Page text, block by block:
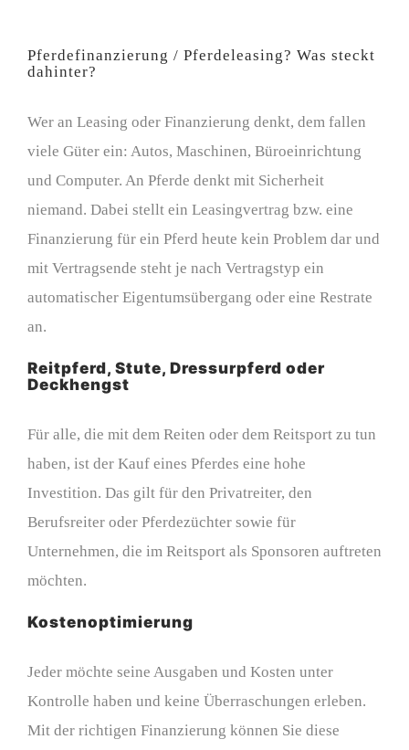
Pferdefinanzierung / Pferdeleasing? Was steckt
dahinter?
Wer an Leasing oder Finanzierung denkt, dem fallen
viele Güter ein: Autos, Maschinen, Büroeinrichtung
und Computer. An Pferde denkt mit Sicherheit
niemand. Dabei stellt ein Leasingvertrag bzw. eine
Finanzierung für ein Pferd heute kein Problem dar und
mit Vertragsende steht je nach Vertragstyp ein
automatischer Eigentumsübergang oder eine Restrate
an.
Reitpferd, Stute, Dressurpferd oder
Deckhengst
Für alle, die mit dem Reiten oder dem Reitsport zu tun
haben, ist der Kauf eines Pferdes eine hohe
Investition. Das gilt für den Privatreiter, den
Berufsreiter oder Pferdezüchter sowie für
Unternehmen, die im Reitsport als Sponsoren auftreten
möchten.
Kostenoptimierung
Jeder möchte seine Ausgaben und Kosten unter
Kontrolle haben und keine Überraschungen erleben.
Mit der richtigen Finanzierung können Sie diese